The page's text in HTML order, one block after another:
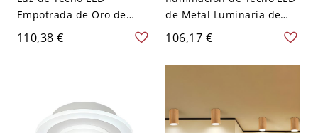
Empotrada de Oro de
Lujo, Luminaria Regulable
de Acrílico con Borde
Redondo
110,38 €
de Metal Luminaria de
Techo Simplista para Sala
de Estar - Blanco 110 A
120 V 30,48 cm Redondo
106,17 €